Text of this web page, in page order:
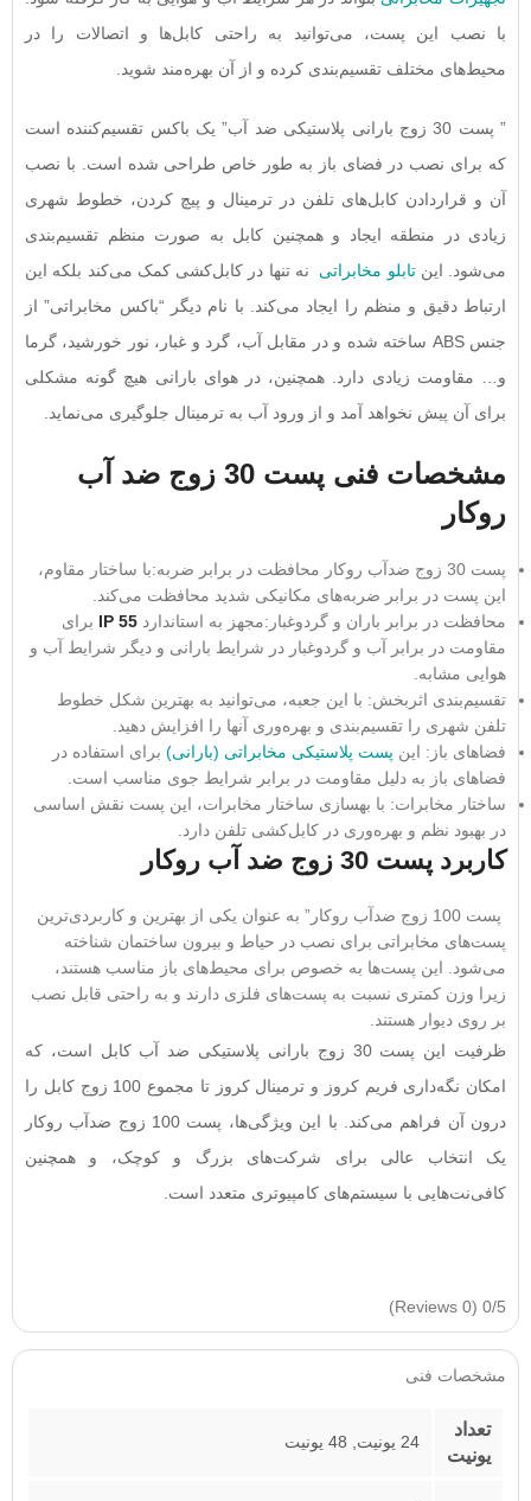
با نصب این پست، می‌توانید به راحتی کابل‌ها و اتصالات را در
محیط‌های مختلف تقسیم‌بندی کرده و از آن بهره‌مند شوید.
” پست 30 زوج بارانی پلاستیکی ضد آب” یک باکس تقسیم‌کننده است
که برای نصب در فضای باز به طور خاص طراحی شده است. با نصب
آن و قراردادن کابل‌های تلفن در ترمینال و پیچ کردن، خطوط شهری
زیادی در منطقه ایجاد و همچنین کابل به صورت منظم تقسیم‌بندی
می‌شود. اینتابلو مخابراتی
نه تنها در کابل‌کشی کمک می‌کند بلکه این
ارتباط دقیق و منظم را ایجاد می‌کند. با نام دیگر “باکس مخابراتی” از
جنس ABS ساخته شده و در مقابل آب، گرد و غبار، نور خورشید، گرما
و… مقاومت زیادی دارد. همچنین، در هوای بارانی هیچ گونه مشکلی
برای آن پیش نخواهد آمد و از ورود آب به ترمینال جلوگیری می‌نماید.
مشخصات فنی پست 30 زوج ضد آب
روکار
پست 30 زوج ضدآب روکار محافظت در برابر ضربه:با ساختار مقاوم،
این پست در برابر ضربه‌های مکانیکی شدید محافظت می‌کند.
محافظت در برابر باران و گردوغبار:مجهز به استاندارد IP 55 برای
مقاومت در برابر آب و گردوغبار در شرایط بارانی و دیگر شرایط آب و
هوایی مشابه.
تقسیم‌بندی اثربخش: با این جعبه، می‌توانید به بهترین شکل خطوط
تلفن شهری را تقسیم‌بندی و بهره‌وری آنها را افزایش دهید.
فضاهای باز: این پست پلاستیکی مخابراتی (بارانی) برای استفاده در
فضاهای باز به دلیل مقاومت در برابر شرایط جوی مناسب است.
ساختار مخابرات: با بهسازی ساختار مخابرات، این پست نقش اساسی
در بهبود نظم و بهره‌وری در کابل‌کشی تلفن دارد.
کاربرد پست 30 زوج ضد آب روکار
پست 100 زوج ضدآب روکار” به عنوان یکی از بهترین و کاربردی‌ترین
پست‌های مخابراتی برای نصب در حیاط و بیرون ساختمان شناخته
می‌شود. این پست‌ها به خصوص برای محیط‌های باز مناسب هستند،
زیرا وزن کمتری نسبت به پست‌های فلزی دارند و به راحتی قابل نصب
بر روی دیوار هستند.
ظرفیت این پست 30 زوج بارانی پلاستیکی ضد آب کابل است، که
امکان نگه‌داری فریم کروز و ترمینال کروز تا مجموع 100 زوج کابل را
درون آن فراهم می‌کند. با این ویژگی‌ها، پست 100 زوج ضدآب روکار
یک انتخاب عالی برای شرکت‌های بزرگ و کوچک، و همچنین
کافی‌نت‌هایی با سیستم‌های کامپیوتری متعدد است.
0/5
(0 Reviews)
مشخصات فنی
تعداد
یونیت
24 یونیت 48 یونیت